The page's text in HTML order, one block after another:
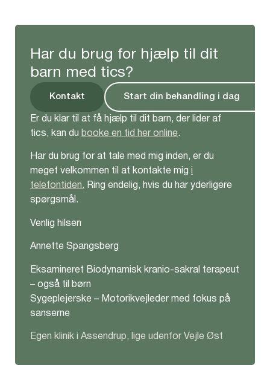
Har du brug for hjælp til dit
barn med tics?
Kontakt Start din behandling i dag
Er du klar til at få hjælp til dit barn, der lider af
tics, kan du booke en tid her online.
Har du brug for at tale med mig inden, er du
meget velkommen til at kontakte mig
telefontiden. Ring endelig, hvis du har yderligere
spørgsmål.
Venlig hilsen
Annette Spangsberg
Eksamineret Biodynamisk kranio-sakral terapeut
– også til børn
Sygeplejerske – Motorikvejleder med fokus på
sanserne
Egen klinik i Assendrup, lige udenfor Vejle Øst